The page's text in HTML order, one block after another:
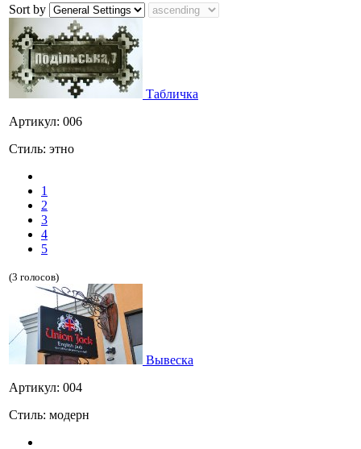
Sort by
Табличка
Артикул: 006
Стиль: этно
1
2
3
4
5
(3 голосов)
Вывеска
Артикул: 004
Стиль: модерн